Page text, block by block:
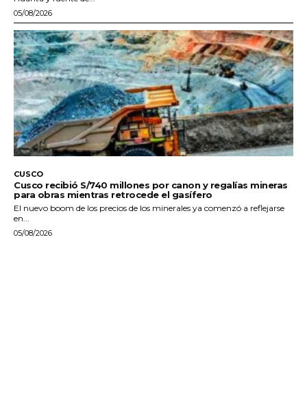
05/08/2026
CUSCO
Cusco recibió S/740 millones por canon y regalías mineras
para obras mientras retrocede el gasífero
El nuevo boom de los precios de los minerales ya comenzó a reflejarse
en...
05/08/2026